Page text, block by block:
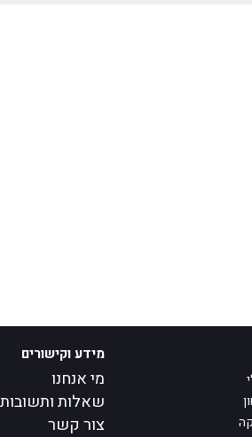
מידע וקישורים
מי אנחנו
שאלות ותשובות
צור קשר